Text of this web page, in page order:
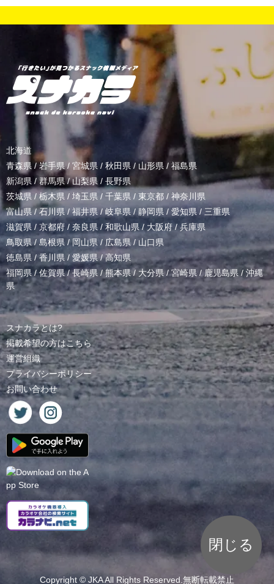
北海道
青森県 / 岩手県/ 宮城県 / 秋田県 / 山形県/ 福島県
新潟県 /群馬県/山梨県 / 長野県
茨城県 / 栃木県 / 埼玉県 / 千葉県 / 東京都 / 神奈川県
富山県 /石川県/福井県/岐阜県 / 静岡県 / 愛知県 / 三重県
滋賀県 / 京都府 / 奈良県 / 和歌山県/ 大阪府 /兵庫県
鳥取県/ 島根県 /岡山県/ 広島県 / 山口県
徳島県 /香川県 / 愛媛県/高知県
福岡県/佐賀県/長崎県 /熊本県/ 大分県/宮崎県 /鹿児島県 / 沖縄
県
スナカラとは?
掲載希望の方はこちら
運営組織
プライバシーポリシー
お問い合わせ
Copyright © JKAAll Rights Reserved.無断転載禁止
閉じる